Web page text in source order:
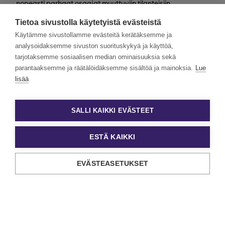
nopeasti parhaat osaajat muuttuviin tilanteisiin
kevytyrittäjyys ja muut työelämän
asiantuntijapalvelumme tarjoavat monipuolisimmat keinot
työn ja tekijöiden kohtaamiseen.
Haluamme rakentaa monimuotoista ja yhdenvertaista
Eezyä. Toivomme hakemuksia kaikenlaisista taustoista
tulevilta päteviltä hakijoilta. Noudatamme aina tasa-
arvoista ja läpinäkyvää rekrytointiprosessia. Uskomme
Tietoa sivustolla käytetyistä evästeistä
Käytämme sivustollamme evästeitä kerätäksemme ja
analysoidaksemme sivuston suorituskykyä ja käyttöä,
tarjotaksemme sosiaalisen median ominaisuuksia sekä
parantaaksemme ja räätälöidäksemme sisältöä ja mainoksia. Lue
lisää
SALLI KAIKKI EVÄSTEET
ESTÄ KAIKKI
EVÄSTEASETUKSET